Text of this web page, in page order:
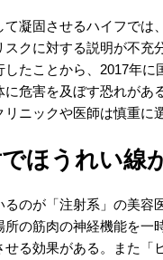
凝固させるハイフでは
クに対する説明が不充
たことから、2017年
に危害を及ぼす恐れが
ニックや医師は慎重に
ほうれい線
のが「注射系」の美容
の筋肉の神経機能を一
せる効果がある。また